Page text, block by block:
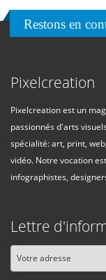
Restons en
Pixelcreation
Pixelcreation est un
passionnés d'arts
spécialité: art, print,
vidéo. Notre vocation
infographistes,
Lettre